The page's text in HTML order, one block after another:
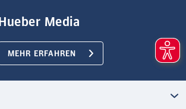
Hueber Media
MEHR ERFAHREN